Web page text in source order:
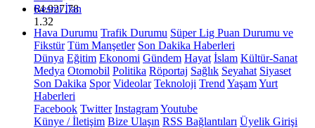
64.927,78
1.32
Resmi İlan
Hava Durumu Trafik Durumu Süper Lig Puan Durumu ve
Fikstür Tüm Manşetler Son Dakika Haberleri
Dünya Eğitim Ekonomi Gündem Hayat İslam Kültür-Sanat
Medya Otomobil Politika Röportaj Sağlık Seyahat Siyaset
Son Dakika Spor Videolar Teknoloji Trend YaşamYurt
Haberleri
Facebook Twitter InstagramYoutube
Künye / İletişim Bize Ulaşın RSS Bağlantıları Üyelik Girişi